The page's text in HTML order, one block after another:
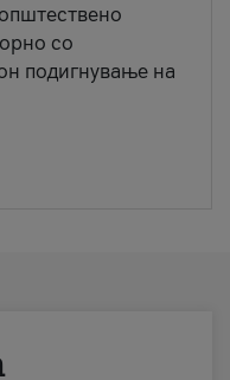
со
подигнување на